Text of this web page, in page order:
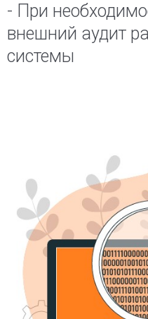
- При
внешний аудит
системы